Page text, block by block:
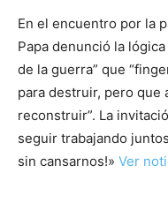
En el encuentro por la
Papa denunció la
de la guerra” que
para destruir, pero que
reconstruir”. La
seguir trabajando
sin cansarnos!» Ver